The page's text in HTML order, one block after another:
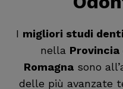
I migliori studi
nella Provincia
Romagnasono
delle più avanzate